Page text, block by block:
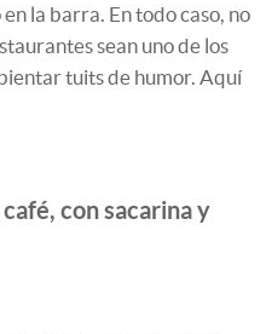
la barra. En todo caso, no
sean uno de los
tuits de humor. Aquí
con sacarina y